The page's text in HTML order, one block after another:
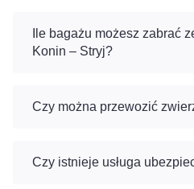
Ile bagażu możesz zabrać
Konin – Stryj?
Czy można przewozić
Czy istnieje usługa